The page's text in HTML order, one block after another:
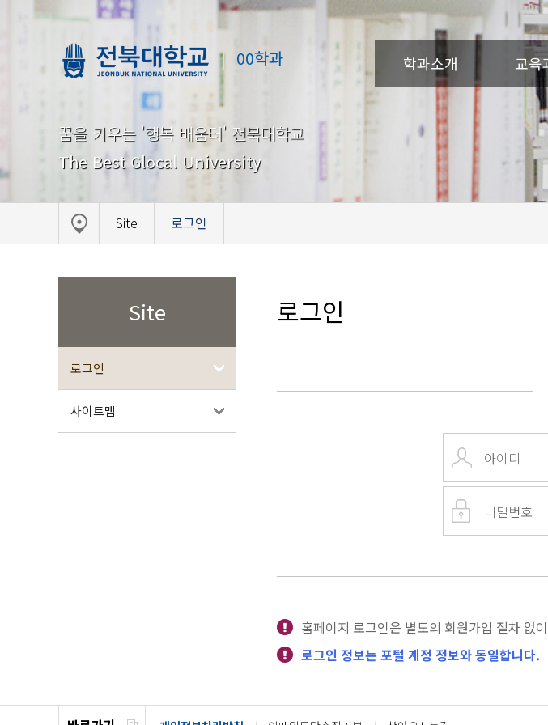
00학과 학과소개 교육
꿈을 키우는 '행복 배움터' 전북대학교
The Best Glocal University
Site 로그인
Site
로그인
사이트맵
로그인
홈페이지 로그인은 별도의 회원가입 절차 없이
로그인 정보는 포털 계정 정보와 동일합니다.